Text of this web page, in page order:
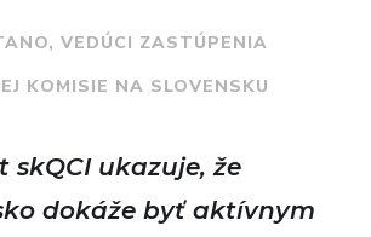
VEDÚCI ZASTÚPENIA
KOMISIE NA SLOVENSKU
skQCI ukazuje, že
dokáže byť aktívnym